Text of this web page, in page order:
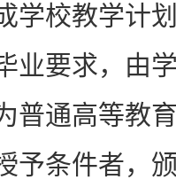
学校教学计
业要求，由
普通高等教
予条件者，